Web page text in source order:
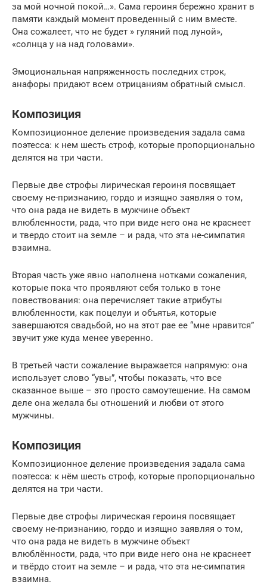
за мой ночной покой…». Сама героиня бережно хранит в
памяти каждый момент проведенный с ним вместе.
Она сожалеет, что не будет » гуляний под луной»,
«солнца у на над головами».
Эмоциональная напряженность последних строк,
анафоры придают всем отрицаниям обратный смысл.
Композиция
Композиционное деление произведения задала сама
поэтесса: к нем шесть строф, которые пропорционально
делятся на три части.
Первые две строфы лирическая героиня посвящает
своему не-признанию, гордо и изящно заявляя о том,
что она рада не видеть в мужчине объект
влюбленности, рада, что при виде него она не краснеет
и твердо стоит на земле – и рада, что эта не-симпатия
взаимна.
Вторая часть уже явно наполнена нотками сожаления,
которые пока что проявляют себя только в тоне
повествования: она перечисляет такие атрибуты
влюбленности, как поцелуи и объятья, которые
завершаются свадьбой, но на этот рае ее “мне нравится”
звучит уже куда менее уверенно.
В третьей части сожаление выражается напрямую: она
использует слово “увы”, чтобы показать, что все
сказанное выше – это просто самоутешение. На самом
деле она желала бы отношений и любви от этого
мужчины.
Композиция
Композиционное деление произведения задала сама
поэтесса: к нём шесть строф, которые пропорционально
делятся на три части.
Первые две строфы лирическая героиня посвящает
своему не-признанию, гордо и изящно заявляя о том,
что она рада не видеть в мужчине объект
влюблённости, рада, что при виде него она не краснеет
и твёрдо стоит на земле – и рада, что эта не-симпатия
взаимна.